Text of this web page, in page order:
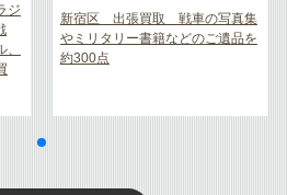
ジ
新宿区 出張買取 戦車の写真集
やミリタリー書籍などのご遺品を
約300点